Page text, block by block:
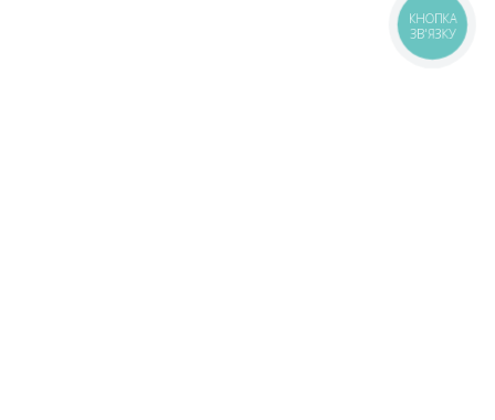
КНОПКА
ЗВ'ЯЗКУ